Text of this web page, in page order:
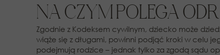
NA CZYM POLEGA
Zgodnie z Kodeksem cywilnym, dziecko może
wiąże się z długami, powinni podjąć kroki w celu
podejmują rodzice – jednak tylko za zgodą sądu